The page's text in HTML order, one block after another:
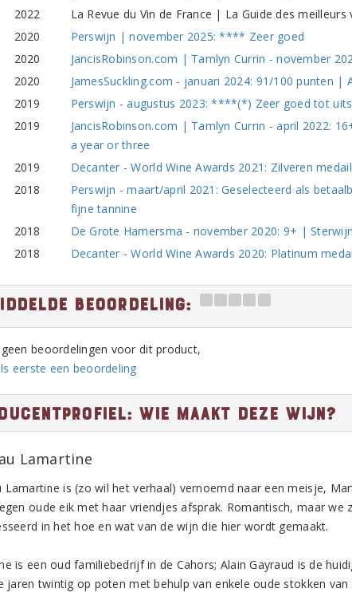
2022
La Revue du Vin de France | La Guide des
2020
Perswijn | november 2025: **** Zeer goed
2020
JancisRobinson.com | Tamlyn Currin - november
2020
JamesSuckling.com - januari 2024: 91/100 punten |
2019
Perswijn - augustus 2023: ****(*) Zeer goed tot
2019
JancisRobinson.com | Tamlyn Currin - april 2022:
a year or three
2019
Decanter - World Wine Awards 2021: Zilveren
2018
Perswijn - maart/april 2021: Geselecteerd als
fijne tannine
2018
De Grote Hamersma - november 2020: 9+ |
2018
Decanter - World Wine Awards 2020: Platinum
beoordeling:
beoordelingen voor dit product,
eerste een beoordeling
Wie maakt deze wijn?
Lamartine
Lamartine is (zo wil het verhaal) vernoemd naar een meisje,
oude eik met haar vriendjes afsprak. Romantisch, maar we
in het hoe en wat van de wijn die hier wordt gemaakt.
is een oud familiebedrijf in de Cahors; Alain Gayraud is de
jaren twintig op poten met behulp van enkele oude stokken